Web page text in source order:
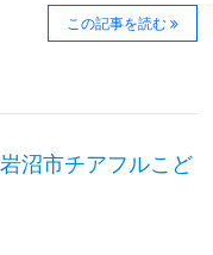
この記事を読む
市チアフルこど